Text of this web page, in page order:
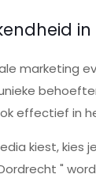
marketing
effectief in
kiest,
"